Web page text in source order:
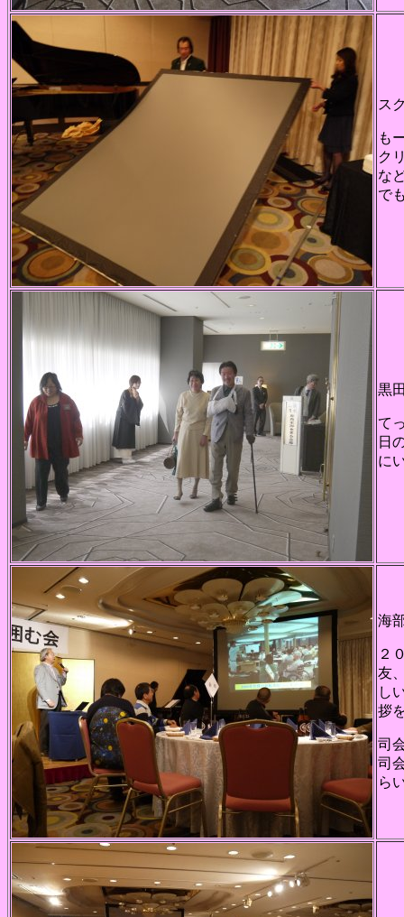
ス
も
ク
な
で
黒
て
日
に
海
２
友
し
拶
司
司
ら